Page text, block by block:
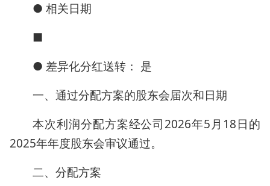
● 相关日期
■
● 差异化分红送转： 是
一、通过分配方案的股东会届次和日期
本次利润分配方案经公司2026年5月18日的
2025年年度股东会审议通过。
二、分配方案